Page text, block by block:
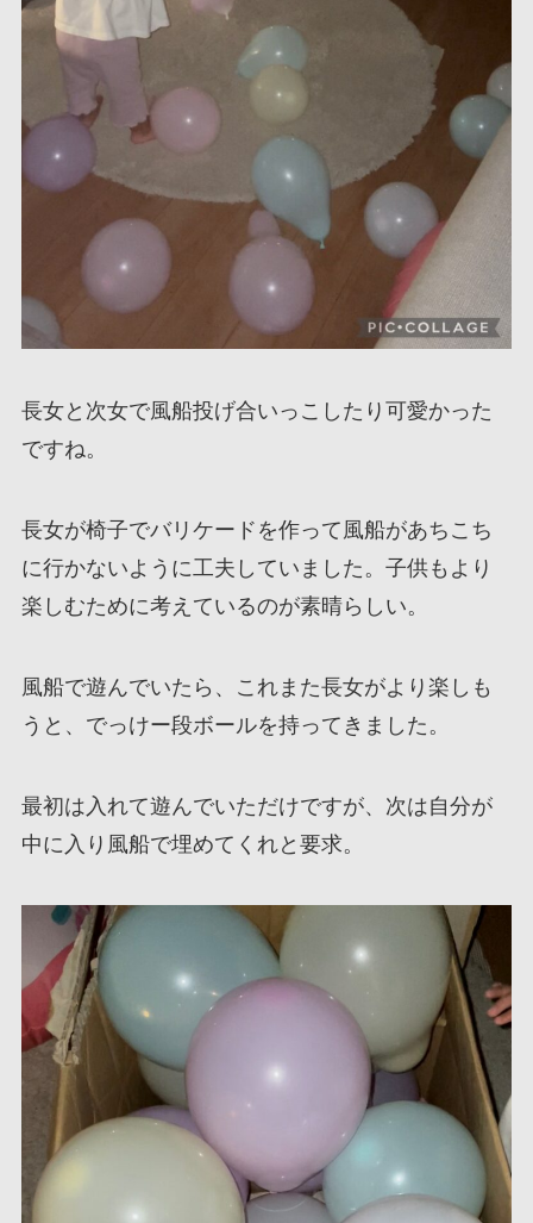
長女と次女で風船投げ合いっこしたり可愛かった
ですね。
長女が椅子でバリケードを作って風船があちこち
に行かないように工夫していました。子供もより
楽しむために考えているのが素晴らしい。
風船で遊んでいたら、これまた長女がより楽しも
うと、でっけー段ボールを持ってきました。
最初は入れて遊んでいただけですが、次は自分が
中に入り風船で埋めてくれと要求。